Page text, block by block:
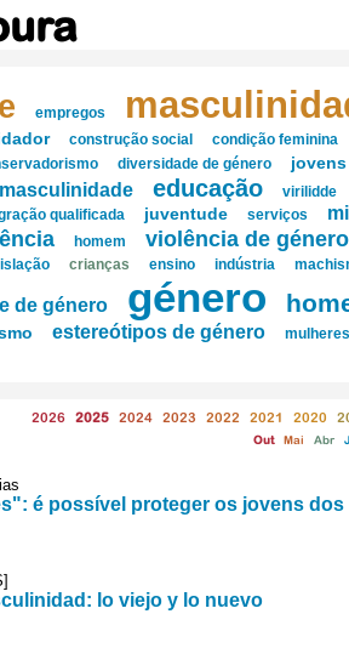
empregos
construção social condição feminina
diversidade de género jovens
masculinidade educação virilidde
qualificada juventude serviços
homem violência de género
crianças ensino indústria
de género género
estereótipos de género mulheres
2026 2025 2024 2023 2022 2021 2020
Out Mai Abr
é possível proteger os jovens
lo viejo y lo nuevo